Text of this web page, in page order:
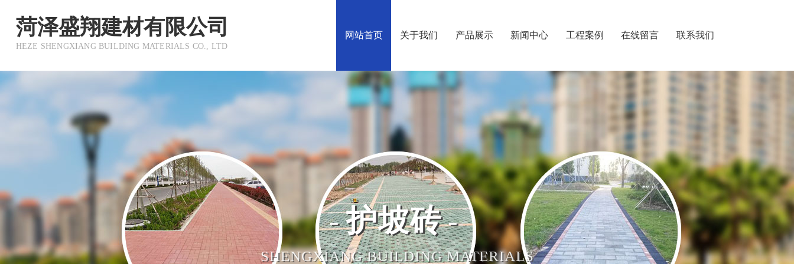
菏泽盛翔建材有限公司
HEZE SHENGXIANG BUILDING MATERIALS CO., LTD
网站首页 关于我们 产品展示 新闻中心 工程案例 在线留言 联系我们
护坡砖
SHENGXIANG BUILDING MATERIALS